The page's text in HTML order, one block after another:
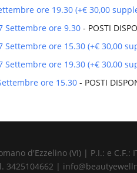
ore 19.30 (+€ 30,00
Settembre ore 9.30 - POSTI
ore 15.30 (+€ 30,00
ore 19.30 (+€ 30,00
ore 15.30 - POSTI
d'Ezzelino (VI) | P.I.: e
3425104662 |